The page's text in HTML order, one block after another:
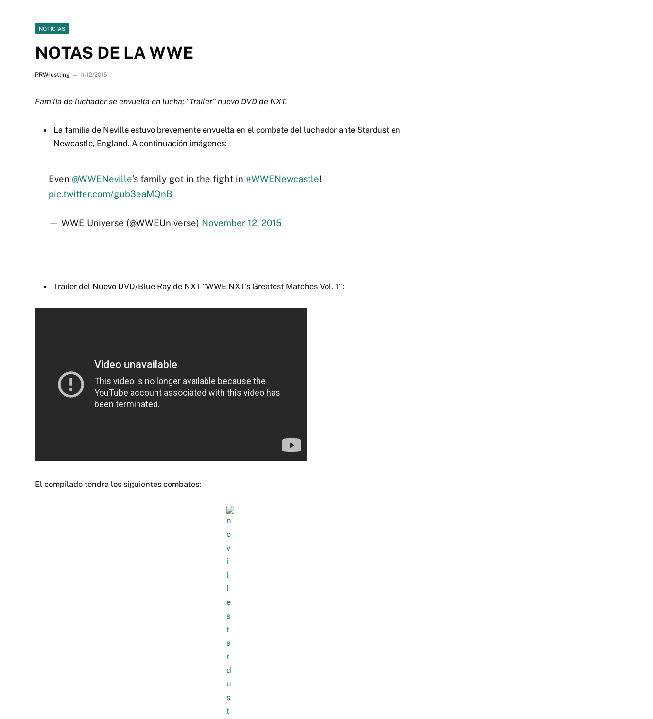
NOTICIAS
NOTAS DE LA WWE
PRWrestling 11/12/2015
Familia de luchador se envuelta en lucha; “Trailer” nuevo DVD de NXT.
La familia de Neville estuvo brevemente envuelta en el combate del luchador ante Stardust en
Newcastle, England. A continuación imágenes:
Even @WWENeville‘s family got in the fight in #WWENewcastle!
pic.twitter.com/gub3eaMQnB
— WWE Universe (@WWEUniverse) November 12, 2015
Trailer del Nuevo DVD/Blue Ray de NXT “WWE NXT’s Greatest Matches Vol. 1”:
El compilado tendra los siguientes combates: